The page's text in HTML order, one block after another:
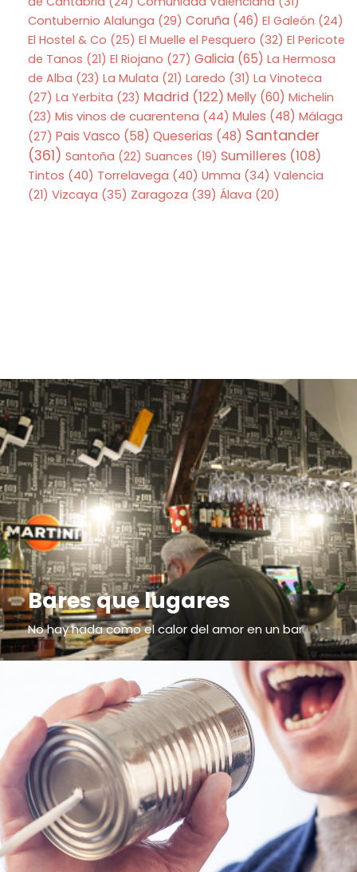
Contubernio Alalunga (29) Coruña (46) El Galeón (24)
El Hostel & Co (25) El Muelle el Pesquero (32) El Pericote
de Tanos (21) El Riojano (27) Galicia (65) La Hermosa
de Alba (23) La Mulata (21) Laredo (31) La Vinoteca
(27) La Yerbita (23) Madrid (122) Melly(60) Michelin
(23) Mis vinos de cuarentena (44) Mules (48) Málaga
(27) Pais Vasco (58) Queserias (48) Santander
(361) Santoña (22) Suances (19) Sumilleres(108)
Tintos (40) Torrelavega (40) Umma (34) Valencia
(21) Vizcaya (35) Zaragoza (39) Álava (20)
Bares que lugares
No hay nada como el calor del amor en un bar